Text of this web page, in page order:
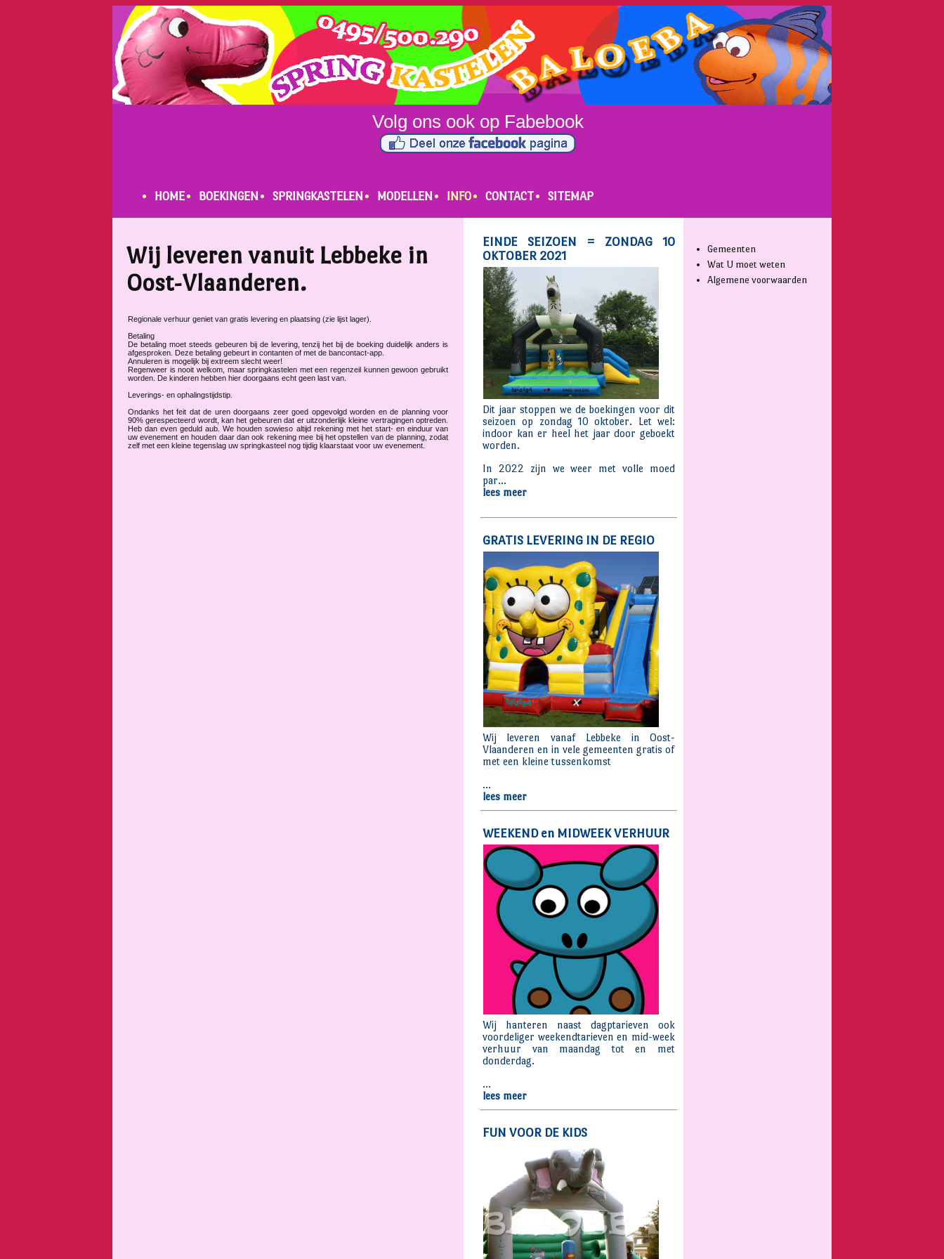
HOME BOEKINGEN SPRINGKASTELEN MODELLEN INFO CONTACT SITEMAP
Wij leveren vanuit Lebbeke in
Oost-Vlaanderen.
Regionale verhuur geniet van gratis levering en plaatsing (zie lijst lager).
Betaling
De betaling moet steeds gebeuren bij de levering, tenzij het bij de boeking duidelijk anders is
afgesproken. Deze betaling gebeurt in contanten of met de bancontact-app.
Annuleren is mogelijk bij extreem slecht weer!
Regenweer is nooit welkom, maar springkastelen met een regenzeil kunnen gewoon gebruikt
worden. De kinderen hebben hier doorgaans echt geen last van.
Leverings- en ophalingstijdstip.
Ondanks het feit dat de uren doorgaans zeer goed opgevolgd worden en de planning voor
90% gerespecteerd wordt, kan het gebeuren dat er uitzonderlijk kleine vertragingen optreden.
Heb dan even geduld aub. We houden sowieso altijd rekening met het start- en einduur van
uw evenement en houden daar dan ook rekening mee bij het opstellen van de planning, zodat
zelf met een kleine tegenslag uw springkasteel nog tijdig klaarstaat voor uw evenement.
Gemeenten
Wat U moet weten
Algemene voorwaarden